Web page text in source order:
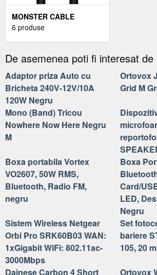
MONSTER CABLE
PROLINK STUDIO PRO
6 produse
De asemenea poti fi interesat de
Adaptor priza Auto cu
Bricheta 240V-12V/10A
120W Negru
Ortovox
Grid M
Mono (Band) Tricou
Nowhere Now Here Negru
M
Boxa portabila Vortex
VO2607, 50W RMS,
Bluetooth, Radio FM,
negru
Boxa
Card/
LED,
Negru
Sistem Wireless Netgear
Orbi Pro SRK60B03 WAN:
1xGigabit WiFi: 802.11ac-
3000Mbps
Set
bariere
105, 20
Dainese Carbon 4 Short
Ortovox